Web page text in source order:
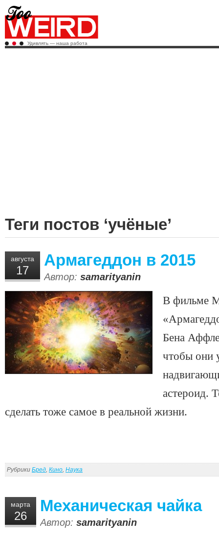
Удивлять — наша работа
Теги постов ‘учёные’
августа
17
Армагеддон в 2015
Автор: samarityanin
В фильме
Бена
чтобы они
астероид.
сделать тоже самое в реальной жизни.
Рубрики Бред, Кино, Наука
марта
26
Механическая чайка
Автор: samarityanin